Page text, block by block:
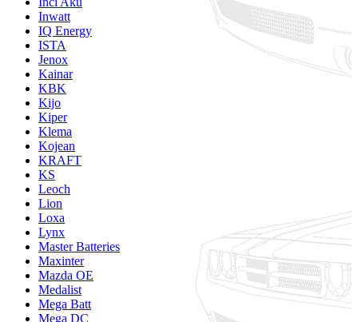
Inwatt
IQ Energy
ISTA
Jenox
Kainar
KBK
Kijo
Kiper
Klema
Kojean
KRAFT
KS
Leoch
Lion
Loxa
Lynx
Master Batteries
Maxinter
Mazda OE
Medalist
Mega Batt
Mega DC